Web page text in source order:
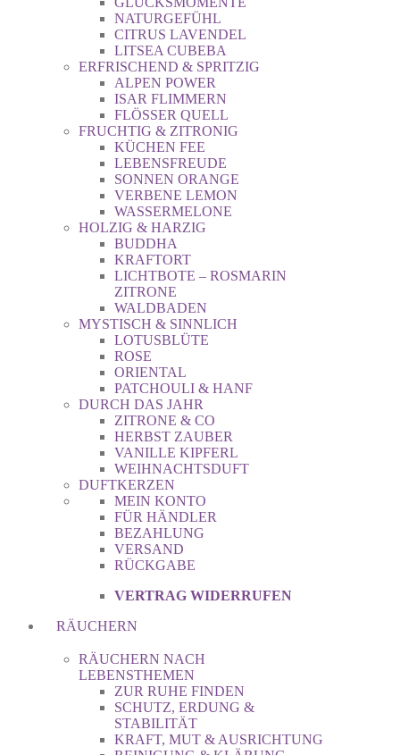
NATURGEFÜHL
CITRUS LAVENDEL
LITSEA CUBEBA
ERFRISCHEND & SPRITZIG
ALPEN POWER
ISAR FLIMMERN
FLÖSSER QUELL
FRUCHTIG & ZITRONIG
KÜCHEN FEE
LEBENSFREUDE
SONNEN ORANGE
VERBENE LEMON
WASSERMELONE
HOLZIG & HARZIG
BUDDHA
KRAFTORT
LICHTBOTE – ROSMARIN
ZITRONE
WALDBADEN
MYSTISCH & SINNLICH
LOTUSBLÜTE
ROSE
ORIENTAL
PATCHOULI & HANF
DURCH DAS JAHR
ZITRONE & CO
HERBST ZAUBER
VANILLE KIPFERL
WEIHNACHTSDUFT
DUFTKERZEN
MEIN KONTO
FÜR HÄNDLER
BEZAHLUNG
VERSAND
RÜCKGABE
VERTRAG WIDERRUFEN
RÄUCHERN
RÄUCHERN NACH
LEBENSTHEMEN
ZUR RUHE FINDEN
SCHUTZ, ERDUNG &
STABILITÄT
KRAFT, MUT & AUSRICHTUNG